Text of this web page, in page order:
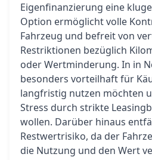
Eigenfinanzierung eine
Option ermöglicht volle
Fahrzeug und befreit von
Restriktionen bezüglich
oder Wertminderung. In in
besonders vorteilhaft für
langfristig nutzen möchten
Stress durch strikte
wollen. Darüber hinaus
Restwertrisiko, da der
die Nutzung und den Wert